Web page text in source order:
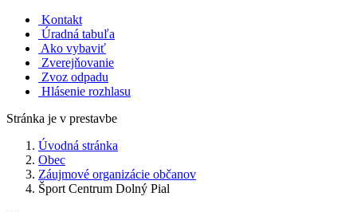
Kontakt
Úradná tabuľa
Ako vybaviť
Zverejňovanie
Zvoz odpadu
Hlásenie rozhlasu
Stránka je v prestavbe
Úvodná stránka
Obec
Záujmové organizácie občanov
Šport Centrum Dolný Pial